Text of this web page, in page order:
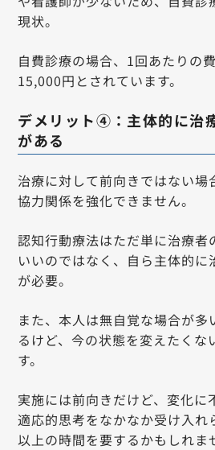
現状。
自費診療の場合、1回あたりの
15,000円とされています。
デメリット④：主体的に治
がある
治療に対して前向きではない場
協力関係を強化できません。
認知行動療法はただ単に治療者
いいのではなく、自ら主体的に
が必要。
また、本人は無自覚な場合が多
るけど、今の状態を変えたくな
す。
実施には前向きだけど、変化に
適応的思考をなかなか受け入れ
以上の時間を要するかもしれま